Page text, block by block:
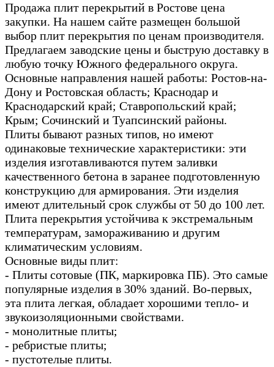
Продажа плит перекрытий в Ростове цена
закупки. На нашем сайте размещен большой
выбор плит перекрытия по ценам производителя.
Предлагаем заводские цены и быструю доставку в
любую точку Южного федерального округа.
Основные направления нашей работы: Ростов-на-
Дону и Ростовская область; Краснодар и
Краснодарский край; Ставропольский край;
Крым; Сочинский и Туапсинский районы.
Плиты бывают разных типов, но имеют
одинаковые технические характеристики: эти
изделия изготавливаются путем заливки
качественного бетона в заранее подготовленную
конструкцию для армирования. Эти изделия
имеют длительный срок службы от 50 до 100 лет.
Плита перекрытия устойчива к экстремальным
температурам, замораживанию и другим
климатическим условиям.
Основные виды плит:
- Плиты сотовые (ПК, маркировка ПБ). Это самые
популярные изделия в 30% зданий. Во-первых,
эта плита легкая, обладает хорошими тепло- и
звукоизоляционными свойствами.
- монолитные плиты;
- ребристые плиты;
- пустотелые плиты.